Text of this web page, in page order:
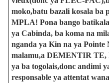
moko,batu bazali kosala ba
MPLA! Pona bango
ya Cabinda, ba koma na
nganda ya Kin na ya Pointe
malamu,a DEMENTIR TE,
ya ba togolais,donc andimi
responsable ya attentat